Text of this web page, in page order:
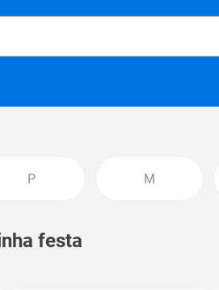
P M
festa